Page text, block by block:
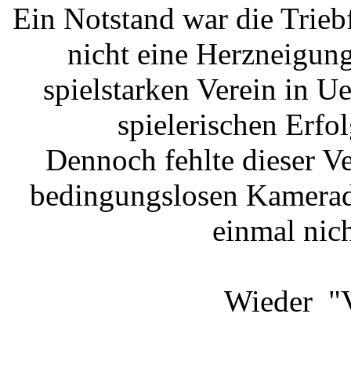
Ein Notstand war die
nicht eine
spielstarken Verein in
spielerischen
Dennoch fehlte dieser
bedingungslosen
einmal
Wieder